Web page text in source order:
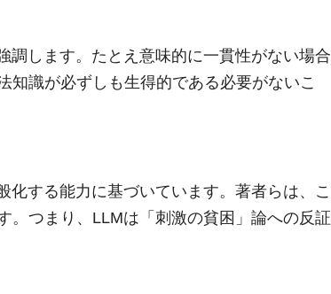
調します。たとえ意味的に一貫性がない場合
知識が必ずしも生得的である必要がないこ
する能力に基づいています。著者らは、こ
。つまり、LLMは「刺激の貧困」論への反証